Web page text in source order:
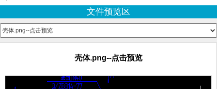
文件预览区
壳体.png--点击预览